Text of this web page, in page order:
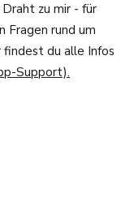
zu mir - für
Fragen rund um
du alle Infos
Support).